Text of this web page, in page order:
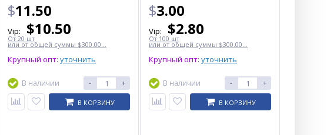
$11.50
Vip: $10.50
От 20 шт
или от общей суммы $300.00...
Крупный опт: уточнить
В наличии - +
В КОРЗИНУ
$3.00
Vip: $2.80
От 100 шт
или от общей суммы $300.00...
Крупный опт: уточнить
В наличии - +
В КОРЗИНУ